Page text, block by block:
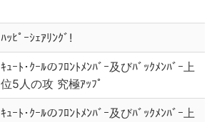
ﾊｯﾋﾟｰｼｪｱﾘﾝｸﾞ!
ｷｭｰﾄ･ｸｰﾙのﾌﾛﾝﾄﾒﾝﾊﾞｰ及びﾊﾞｯｸﾒﾝﾊﾞｰ上
位5人の攻 究極ｱｯﾌﾟ
ｷｭｰﾄ･ｸｰﾙのﾌﾛﾝﾄﾒﾝﾊﾞｰ及びﾊﾞｯｸﾒﾝﾊﾞｰ上